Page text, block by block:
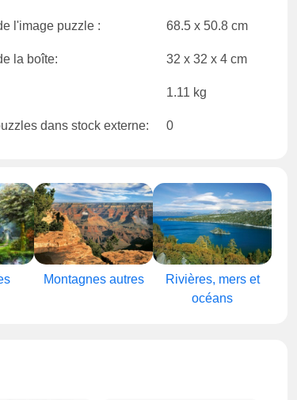
l'image puzzle : 68.5 x 50.8 cm
la boîte: 32 x 32 x 4 cm
1.11 kg
dans stock externe: 0
Montagnes autres
Rivières, mers et
océans